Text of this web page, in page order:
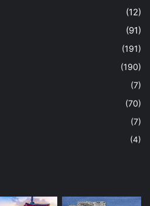
(12)
(91)
(191)
(190)
(7)
(70)
(7)
(4)